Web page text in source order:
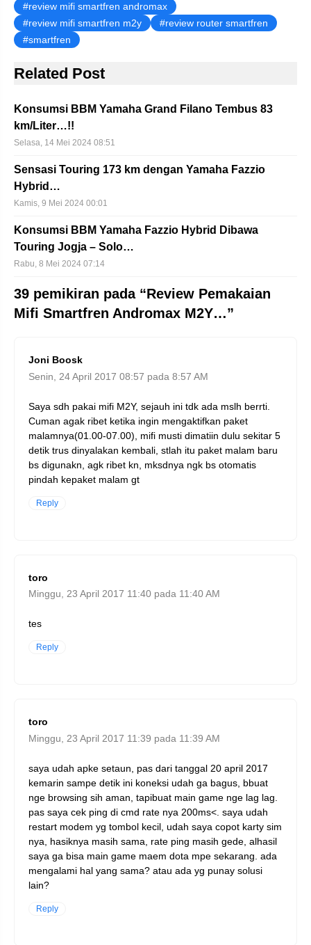
review mifi smartfren andromax
review mifi smartfren m2y
review router smartfren
smartfren
Related Post
Konsumsi BBM Yamaha Grand Filano Tembus 83
km/Liter…!!
Selasa, 14 Mei 2024 08:51
Sensasi Touring 173 km dengan Yamaha Fazzio
Hybrid…
Kamis, 9 Mei 2024 00:01
Konsumsi BBM Yamaha Fazzio Hybrid Dibawa
Touring Jogja – Solo…
Rabu, 8 Mei 2024 07:14
39 pemikiran pada “Review Pemakaian
Mifi Smartfren Andromax M2Y…”
Joni Boosk
Senin, 24 April 2017 08:57 pada 8:57 AM
Saya sdh pakai mifi M2Y, sejauh ini tdk ada mslh berrti.
Cuman agak ribet ketika ingin mengaktifkan paket
malamnya(01.00-07.00), mifi musti dimatiin dulu sekitar 5
detik trus dinyalakan kembali, stlah itu paket malam baru
bs digunakn, agk ribet kn, mksdnya ngk bs otomatis
pindah kepaket malam gt
Reply
toro
Minggu, 23 April 2017 11:40 pada 11:40 AM
tes
Reply
toro
Minggu, 23 April 2017 11:39 pada 11:39 AM
saya udah apke setaun, pas dari tanggal 20 april 2017
kemarin sampe detik ini koneksi udah ga bagus, bbuat
nge browsing sih aman, tapibuat main game nge lag lag.
pas saya cek ping di cmd rate nya 200ms<. saya udah
restart modem yg tombol kecil, udah saya copot karty sim
nya, hasiknya masih sama, rate ping masih gede, alhasil
saya ga bisa main game maem dota mpe sekarang. ada
mengalami hal yang sama? atau ada yg punay solusi
lain?
Reply